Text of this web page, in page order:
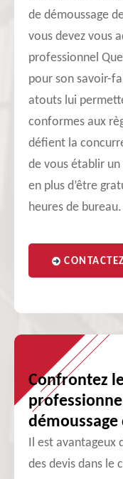
de démoussage
vous devez vous
professionnel
pour son savoir-
atouts lui
conformes aux
défient la
de vous établir
en plus d’être
heures de bureau.
Confrontez
Il est avantageux
des devis dans le